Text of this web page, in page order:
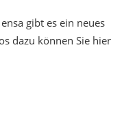
gibt es ein neues
dazu können Sie hier